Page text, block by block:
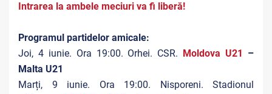
Intrarea la ambele meciuri va fi liberă!
Programul partidelor amicale:
Joi, 4 iunie. Ora 19:00. Orhei. CSR. Moldova U21 –
Malta U21
Marți, 9 iunie. Ora 19:00. Nisporeni. Stadionul